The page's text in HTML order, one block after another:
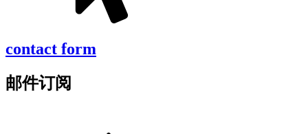
contact form
邮件订阅